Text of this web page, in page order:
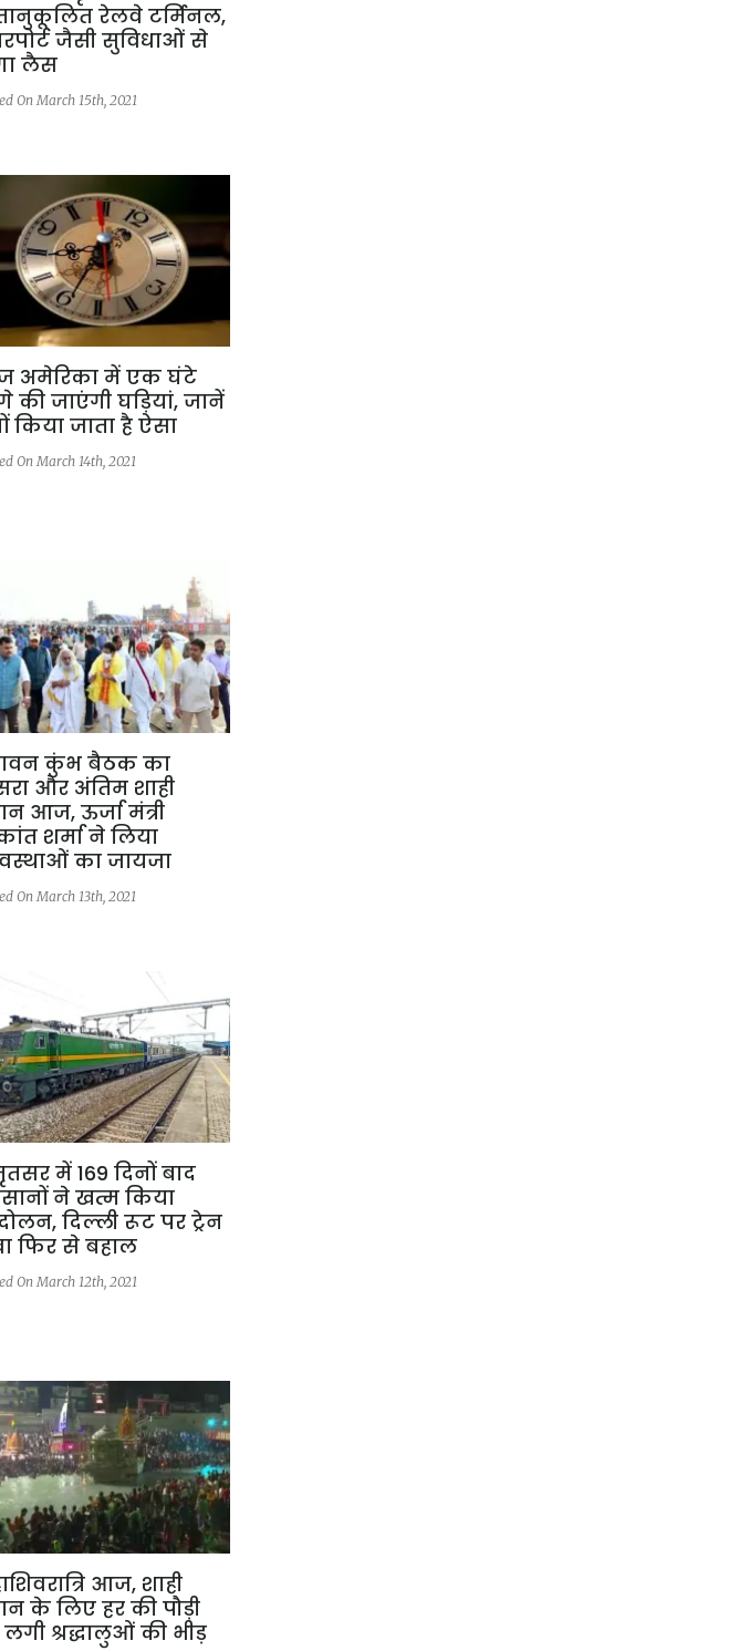
रेलवे टर्मिनल,
जैसी सुविधाओं से
लैस
On March 15th, 2021
अमेरिका में एक घंटे
की जाएंगी घड़ियां, जानें
किया जाता है ऐसा
On March 14th, 2021
कुंभ बैठक का
और अंतिम शाही
आज, ऊर्जा मंत्री
शर्मा ने लिया
का जायजा
On March 13th, 2021
में 169 दिनों बाद
ने खत्म किया
दिल्ली रूट पर ट्रेन
फिर से बहाल
On March 12th, 2021
आज, शाही
के लिए हर की पौड़ी
श्रद्धालुओं की भीड़